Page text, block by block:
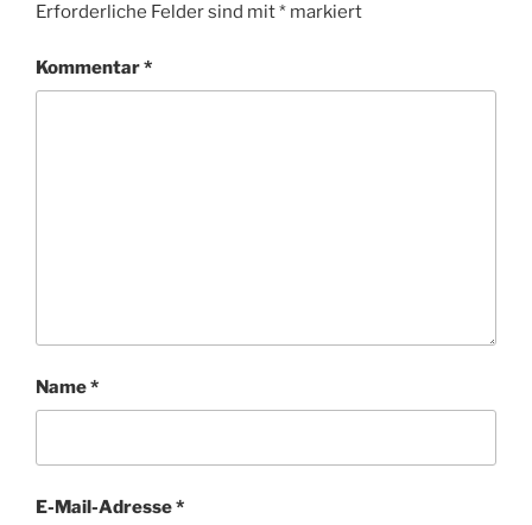
Erforderliche Felder sind mit* markiert
Kommentar*
Name*
E-Mail-Adresse*